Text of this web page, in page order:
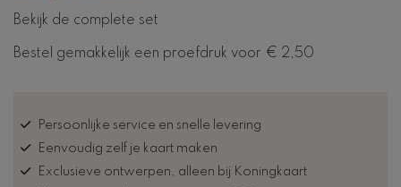
Bekijk de complete set
Bestel gemakkelijk een proefdruk voor € 2,50
Persoonlijke service en snelle levering
Eenvoudig zelf je kaart maken
Exclusieve ontwerpen, alleen bij Koningkaart